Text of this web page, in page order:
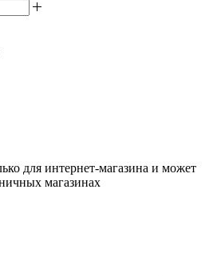
для интернет-магазина и может
магазинах